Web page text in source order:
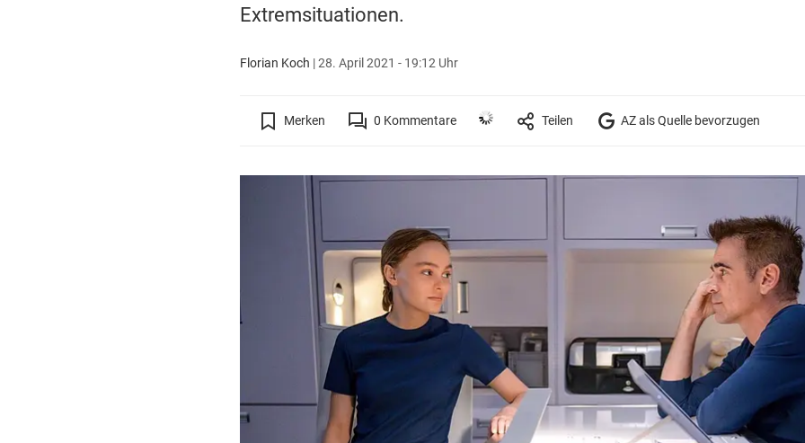
Extremsituationen.
Florian Koch |28. April 2021 - 19:12 Uhr
Merken 0 Kommentare Teilen AZ als Quelle bevorzugen